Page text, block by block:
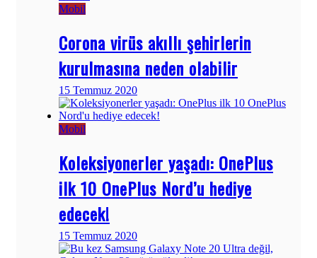
Mobil
Corona virüs akıllı şehirlerin
kurulmasına neden olabilir
15 Temmuz 2020
Mobil
Koleksiyonerler yaşadı: OnePlus
ilk 10 OnePlus Nord’u hediye
edecek!
15 Temmuz 2020